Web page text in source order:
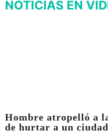
NOTICIAS EN
Hombre atropelló a
de hurtar a un